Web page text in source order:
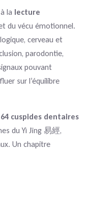
la lecture
du vécu émotionnel.
cerveau et
parodontie,
pouvant
sur l’équilibre
64 cuspides dentaires
du Yì Jīng 易經,
Un chapitre